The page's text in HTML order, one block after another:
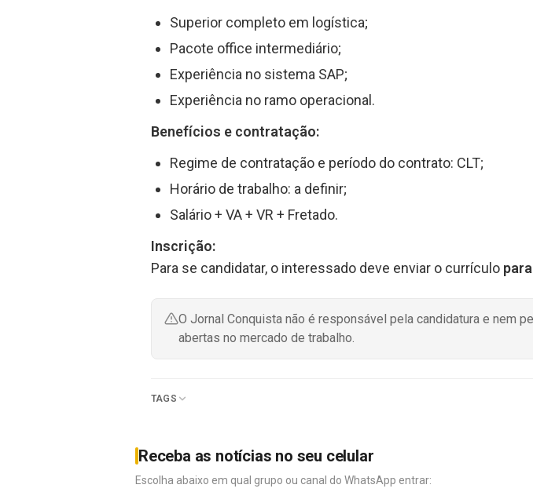
Superior completo em logística;
Pacote office intermediário;
Experiência no sistema SAP;
Experiência no ramo operacional.
Benefícios e contratação:
Regime de contratação e período do contrato: CLT;
Horário de trabalho: a definir;
Salário + VA + VR + Fretado.
Inscrição:
Para se candidatar, o interessado deve enviar o currículo
O Jornal Conquista não é responsável pela candidatura e nem
abertas no mercado de trabalho.
TAGS
Receba as notícias no seu celular
Escolha abaixo em qual grupo ou canal do WhatsApp entrar: